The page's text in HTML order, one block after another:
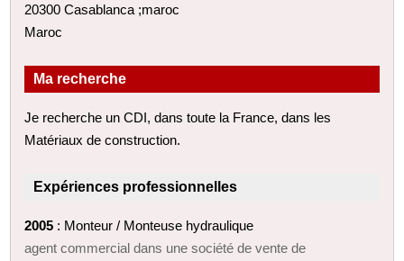
20300 Casablanca ;maroc
Maroc
Ma recherche
Je recherche un CDI, dans toute la France, dans les
Matériaux de construction.
Expériences professionnelles
2005 : Monteur / Monteuse hydraulique
agent commercial dans une société de vente de